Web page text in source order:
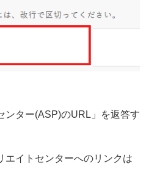
ンター(ASP)のURL」を返答す
エイトセンターへのリンクは